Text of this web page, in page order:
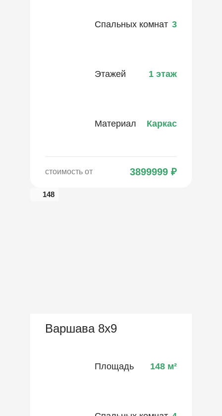
Спальных комнат 3
Этажей 1 этаж
Материал Каркас
стоимость от 3899999 ₽
148
Варшава 8х9
Площадь 148 м²